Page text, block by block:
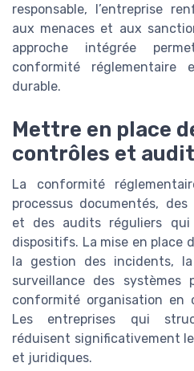
responsable, l’entreprise
aux menaces et aux
approche intégrée
conformité réglementaire
durable.
Mettre en place
contrôles et
La conformité
processus documentés,
et des audits réguliers qui
dispositifs. La mise en place
la gestion des incidents,
surveillance des systèmes
conformité organisation en
Les entreprises qui
réduisent significativement
et juridiques.